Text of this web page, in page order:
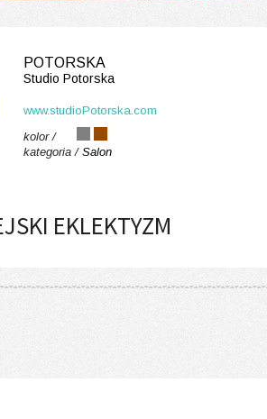
POTORSKA
Studio Potorska
www.studioPotorska.com
kolor /
kategoria / Salon
EKLEKTYZM